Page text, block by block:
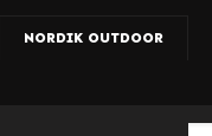
NORDIK OUTDOOR